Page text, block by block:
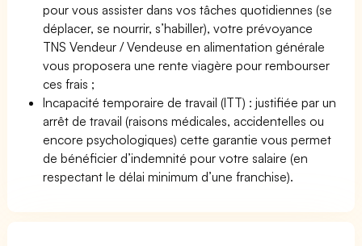
pour vous assister dans vos tâches quotidiennes (se
déplacer, se nourrir, s’habiller), votre prévoyance
TNS Vendeur / Vendeuse en alimentation générale
vous proposera une rente viagère pour rembourser
ces frais ;
Incapacité temporaire de travail (ITT) : justifiée par un
arrêt de travail (raisons médicales, accidentelles ou
encore psychologiques) cette garantie vous permet
de bénéficier d’indemnité pour votre salaire (en
respectant le délai minimum d’une franchise).